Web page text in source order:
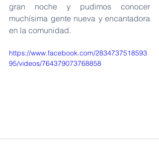
gran noche y pudimos conocer
muchísima gente nueva y encantadora
en la comunidad.
https://www.facebook.com/2834737518593
95/videos/764379073768858